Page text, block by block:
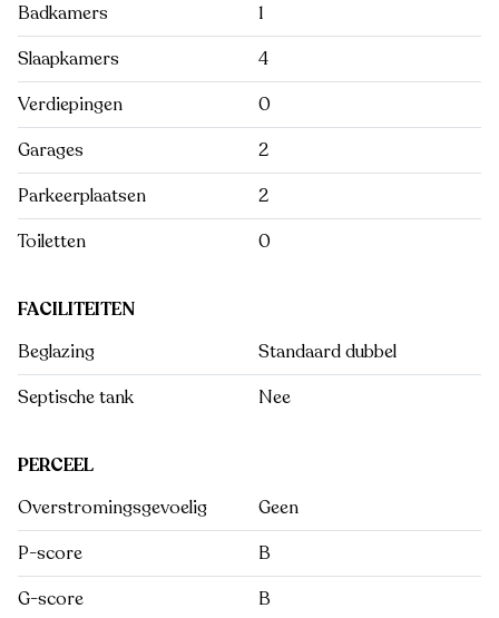
Badkamers
1
Slaapkamers
4
Verdiepingen
0
Garages
2
Parkeerplaatsen
2
Toiletten
0
FACILITEITEN
Beglazing
Standaard dubbel
Septische tank
Nee
PERCEEL
Overstromingsgevoelig
Geen
P-score
B
G-score
B